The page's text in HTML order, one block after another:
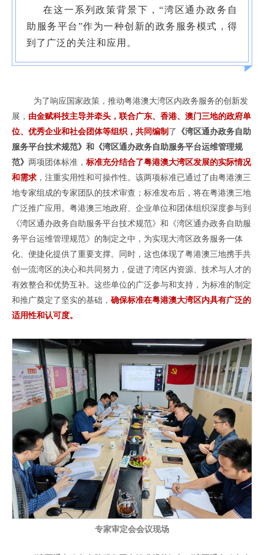
在这一系列政策背景下，“湾区通办政务自
助服务平台”作为一种创新的政务服务模式，得
到了广泛的关注和应用。‍
为了响应国家政策，推动粤港澳大湾区内政务服务的创新发
展， 由金赋科技主导并牵头，联合广东、香港、澳门三地的政府单
位、优秀企业和社会团体等组织，共同编制 了
《湾区通办政务自助
服务平台技术规范》和《湾区通办政务自助服务平台运维管理规
范》 两项团体标准， 标准充分结合了粤港澳大湾区发展的实际情况
和需求 ，注重实用性和可操作性。该两项标准已通过了由粤港澳三
地专家组成的专家团队的技术审查；标准发布后，将在粤港澳三地
广泛推广应用。粤港澳三地政府、企业单位和团体组织深度参与到
《湾区通办政务自助服务平台技术规范》和《湾区通办政务自助服
务平台运维管理规范》的制定之中，为实现大湾区政务服务一体
化、便捷化提供了重要支撑。同时，这也体现了粤港澳三地携手共
创一流湾区的决心和共同努力，促进了湾区内资源、技术与人才的
有效整合和优势互补。这些单位的广泛参与和支持，为标准的制定
和推广奠定了坚实的基础， 确保标准在粤港澳大湾区内具有广泛的
适用性和认可度。
专家审定会会议现场